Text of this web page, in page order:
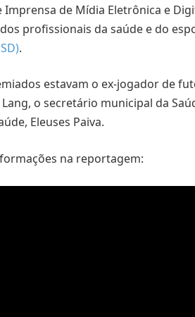
Imprensa de Mídia Eletrônica e
profissionais da saúde e do
.
estavam o ex-jogador de
o secretário municipal da
Eleuses Paiva.
na reportagem: